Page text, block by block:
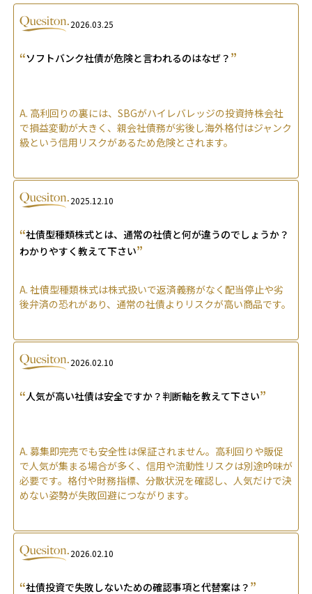
2026.03.25
“ソフトバンク社債が危険と言われるのはなぜ？ ”
A. 高利回りの裏には、SBGがハイレバレッジの投資持株会社
で損益変動が大きく、親会社債務が劣後し海外格付はジャンク
級という信用リスクがあるため危険とされます。
2025.12.10
“社債型種類株式とは、通常の社債と何が違うのでしょうか？
わかりやすく教えて下さい”
A. 社債型種類株式は株式扱いで返済義務がなく配当停止や劣
後弁済の恐れがあり、通常の社債よりリスクが高い商品です。
2026.02.10
“人気が高い社債は安全ですか？判断軸を教えて下さい”
A. 募集即完売でも安全性は保証されません。高利回りや販促
で人気が集まる場合が多く、信用や流動性リスクは別途吟味が
必要です。格付や財務指標、分散状況を確認し、人気だけで決
めない姿勢が失敗回避につながります。
2026.02.10
“社債投資で失敗しないための確認事項と代替案は？ ”